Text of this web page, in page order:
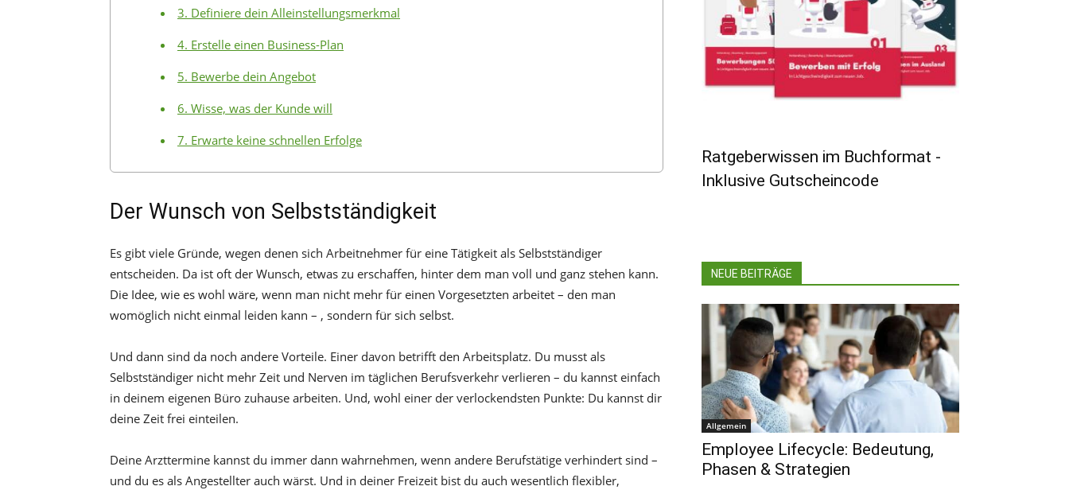
3. Definiere dein Alleinstellungsmerkmal
4. Erstelle einen Business-Plan
5. Bewerbe dein Angebot
6. Wisse, was der Kunde will
7. Erwarte keine schnellen Erfolge
Der Wunsch von Selbstständigkeit
Es gibt viele Gründe, wegen denen sich Arbeitnehmer für eine Tätigkeit als Selbstständiger
entscheiden. Da ist oft der Wunsch, etwas zu erschaffen, hinter dem man voll und ganz stehen kann.
Die Idee, wie es wohl wäre, wenn man nicht mehr für einen Vorgesetzten arbeitet – den man
womöglich nicht einmal leiden kann – , sondern für sich selbst.
Und dann sind da noch andere Vorteile. Einer davon betrifft den Arbeitsplatz. Du musst als
Selbstständiger nicht mehr Zeit und Nerven im täglichen Berufsverkehr verlieren – du kannst einfach
in deinem eigenen Büro zuhause arbeiten. Und, wohl einer der verlockendsten Punkte: Du kannst dir
deine Zeit frei einteilen.
Deine Arzttermine kannst du immer dann wahrnehmen, wenn andere Berufstätige verhindert sind –
und du es als Angestellter auch wärst. Und in deiner Freizeit bist du auch wesentlich flexibler,
Ratgeberwissen im Buchformat -
Inklusive Gutscheincode
NEUE BEITRÄGE
Allgemein
Employee Lifecycle: Bedeutung,
Phasen & Strategien